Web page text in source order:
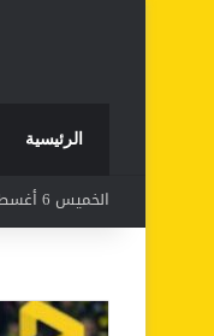
الرئيسية
الخميس 6 أغسطس 2026